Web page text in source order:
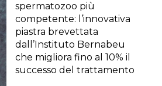
spermatozoo più
competente: l’innovativa
piastra brevettata
dall’Instituto Bernabeu
che migliora fino al 10% il
successo del trattamento